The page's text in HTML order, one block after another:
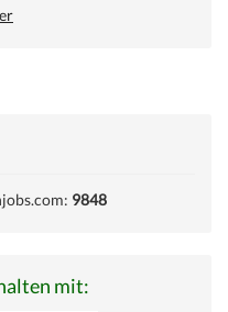
9848
mit: